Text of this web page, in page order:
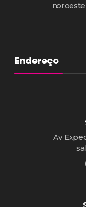
noroeste
Endereço
Av